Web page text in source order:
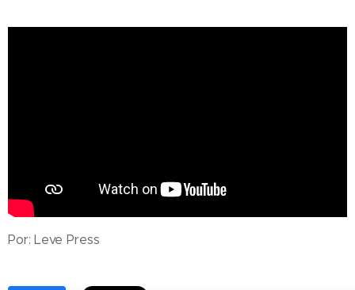
Por: Leve Press